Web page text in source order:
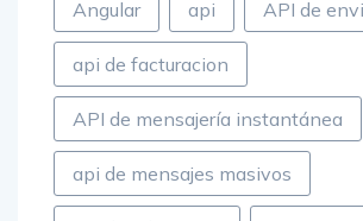
Angular api API de
api de facturacion
API de mensajería instantánea
api de mensajes masivos